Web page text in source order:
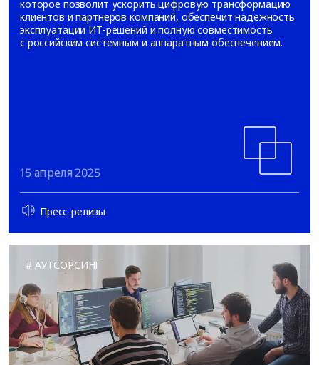
которое позволит ускорить цифровую трансформацию
клиентов и партнеров компаний, обеспечит надежность
эксплуатации ИТ-решений и полную совместимость
с российским системным и аппаратным обеспечением.
15 апреля 2025
Пресс-релизы
АУТСОРСИНГ